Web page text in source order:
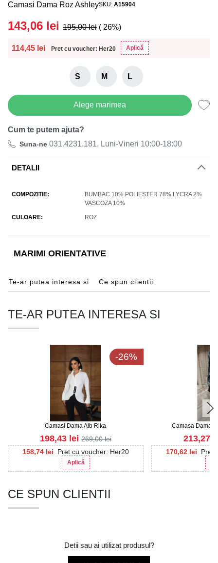
Camasi Dama Roz AshleySKU A15904
114,45 lei Pret cu voucher: Her20 Aplică
143,06 lei 195,00lei ( 26%)
S M L
Alege marimea
Cum te putem ajuta?
Suna-ne 031.4231.181, Luni-Vineri 10:00-18:00
DETALII
COMPOZITIE
BUMBAC 10% POLIESTER 78% LYCRA 2%
VASCOZA 10%
CULOARE ROZ
MARIMI ORIENTATIVE
Te-ar putea interesa si Ce spun clientii
TE-AR PUTEA INTERESA SI
-26%
Camasi Dama Alb Rika
158,74 lei Pret cu voucher: Her20
Aplică
198,43 lei 269,00lei
Camasa Dama
170,62 lei Pret
213,27
CE SPUN CLIENTII
Detii sau ai utilizat produsul?